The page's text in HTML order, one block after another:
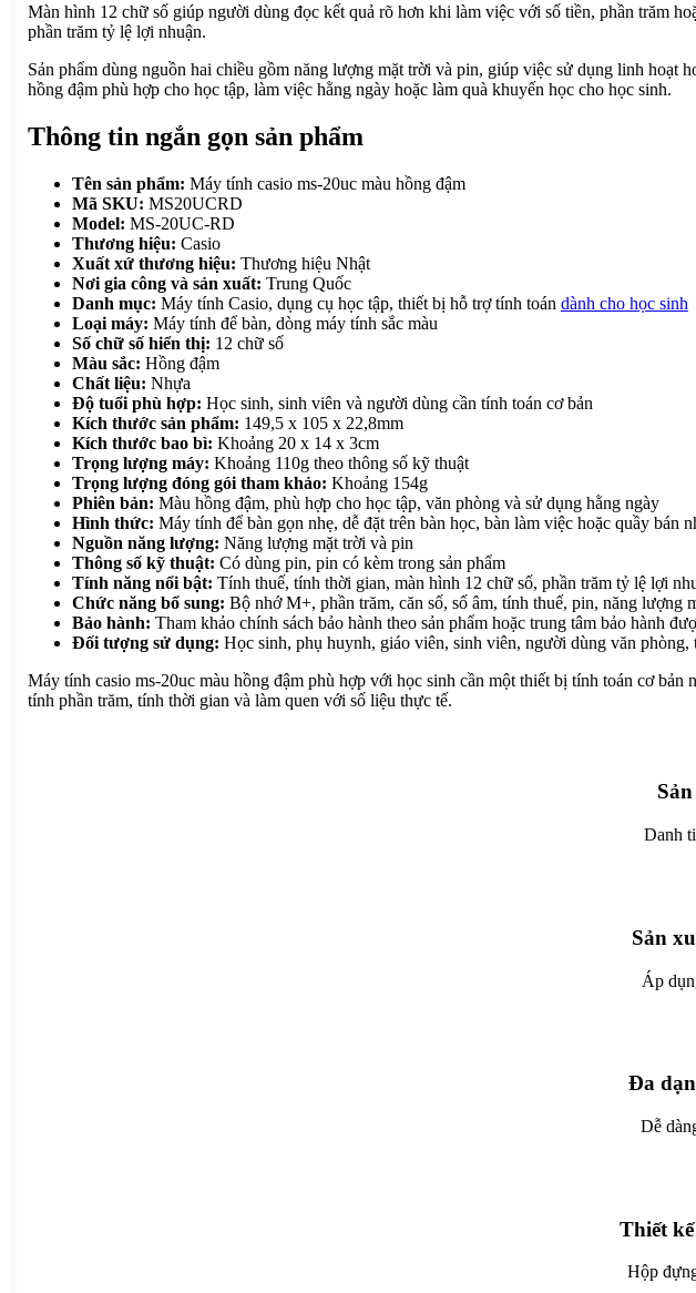
Màn hình 12 chữ số giúp người dùng đọc kết quả rõ hơn khi làm việc với số tiền, phần trăm
phần trăm tỷ lệ lợi nhuận.
Sản phẩm dùng nguồn hai chiều gồm năng lượng mặt trời và pin, giúp việc sử dụng linh hoạt
hồng đậm phù hợp cho học tập, làm việc hằng ngày hoặc làm quà khuyến học cho học sinh.
Thông tin ngắn gọn sản phẩm
Tên sản phẩm: Máy tính casio ms-20uc màu hồng đậm
Mã SKU: MS20UCRD
Model: MS-20UC-RD
Thương hiệu: Casio
Xuất xứ thương hiệu: Thương hiệu Nhật
Nơi gia công và sản xuất: Trung Quốc
Danh mục: Máy tính Casio, dụng cụ học tập, thiết bị hỗ trợ tính toán dành cho học sinh
Loại máy: Máy tính để bàn, dòng máy tính sắc màu
Số chữ số hiển thị: 12 chữ số
Màu sắc: Hồng đậm
Chất liệu: Nhựa
Độ tuổi phù hợp: Học sinh, sinh viên và người dùng cần tính toán cơ bản
Kích thước sản phẩm: 149,5 x 105 x 22,8mm
Kích thước bao bì: Khoảng 20 x 14 x 3cm
Trọng lượng máy: Khoảng 110g theo thông số kỹ thuật
Trọng lượng đóng gói tham khảo: Khoảng 154g
Phiên bản: Màu hồng đậm, phù hợp cho học tập, văn phòng và sử dụng hằng ngày
Hình thức: Máy tính để bàn gọn nhẹ, dễ đặt trên bàn học, bàn làm việc hoặc quầy bán
Nguồn năng lượng: Năng lượng mặt trời và pin
Thông số kỹ thuật: Có dùng pin, pin có kèm trong sản phẩm
Tính năng nổi bật: Tính thuế, tính thời gian, màn hình 12 chữ số, phần trăm tỷ lệ lợi
Chức năng bổ sung: Bộ nhớ M+, phần trăm, căn số, số âm, tính thuế, pin, năng lượng
Bảo hành: Tham khảo chính sách bảo hành theo sản phẩm hoặc trung tâm bảo hành
Đối tượng sử dụng: Học sinh, phụ huynh, giáo viên, sinh viên, người dùng văn
Máy tính casio ms-20uc màu hồng đậm phù hợp với học sinh cần một thiết bị tính toán cơ
tính phần trăm, tính thời gian và làm quen với số liệu thực tế.
Danh
Sản
Áp
Đa
Dễ
Thiết
Hộp